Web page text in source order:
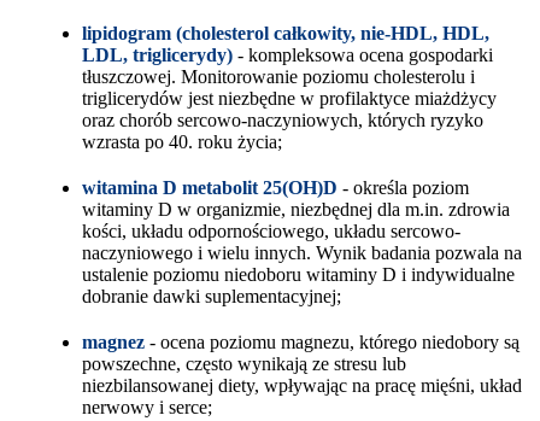
lipidogram (cholesterol całkowity, nie-HDL, HDL,
LDL, triglicerydy) - kompleksowa ocena gospodarki
tłuszczowej. Monitorowanie poziomu cholesterolu i
triglicerydów jest niezbędne w profilaktyce miażdżycy
oraz chorób sercowo-naczyniowych, których ryzyko
wzrasta po 40. roku życia;
witamina D metabolit 25(OH)D - określa poziom
witaminy D w organizmie, niezbędnej dla m.in. zdrowia
kości, układu odpornościowego, układu sercowo-
naczyniowego i wielu innych. Wynik badania pozwala na
ustalenie poziomu niedoboru witaminy D i indywidualne
dobranie dawki suplementacyjnej;
magnez - ocena poziomu magnezu, którego niedobory są
powszechne, często wynikają ze stresu lub
niezbilansowanej diety, wpływając na pracę mięśni, układ
nerwowy i serce;